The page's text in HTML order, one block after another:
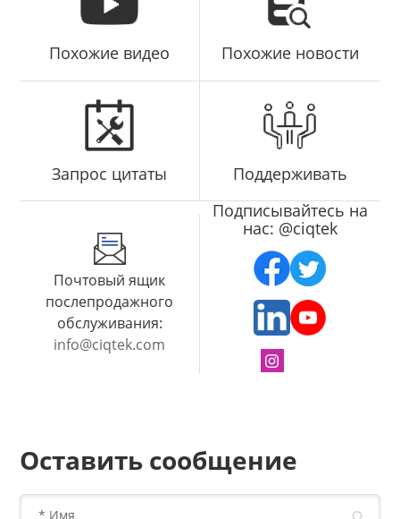
Похожие видео Похожие новости
Запрос цитаты Поддерживать
Почтовый ящик
послепродажного
обслуживания:
info@ciqtek.com
Подписывайтесь на
нас: @ciqtek
Оставить сообщение